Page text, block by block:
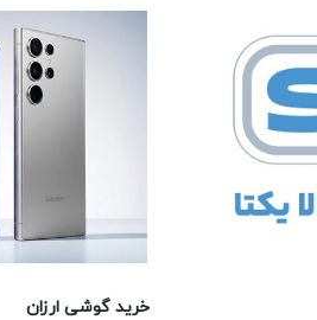
خرید گوشی ارزان